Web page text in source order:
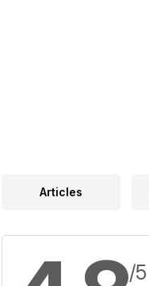
Articles
/5